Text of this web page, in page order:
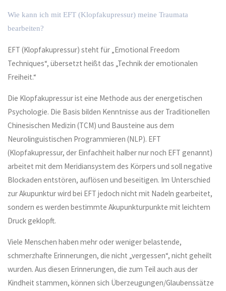
Wie kann ich mit EFT (Klopfakupressur) meine Traumata
bearbeiten?
EFT (Klopfakupressur) steht für „Emotional Freedom
Techniques“, übersetzt heißt das „Technik der emotionalen
Freiheit.“
Die Klopfakupressur ist eine Methode aus der energetischen
Psychologie. Die Basis bilden Kenntnisse aus der Traditionellen
Chinesischen Medizin (TCM) und Bausteine aus dem
Neurolinguistischen Programmieren (NLP). EFT
(Klopfakupressur, der Einfachheit halber nur noch EFT genannt)
arbeitet mit dem Meridiansystem des Körpers und soll negative
Blockaden entstören, auflösen und beseitigen. Im Unterschied
zur Akupunktur wird bei EFT jedoch nicht mit Nadeln gearbeitet,
sondern es werden bestimmte Akupunkturpunkte mit leichtem
Druck geklopft.
Viele Menschen haben mehr oder weniger belastende,
schmerzhafte Erinnerungen, die nicht „vergessen“, nicht geheilt
wurden. Aus diesen Erinnerungen, die zum Teil auch aus der
Kindheit stammen, können sich Überzeugungen/Glaubenssätze